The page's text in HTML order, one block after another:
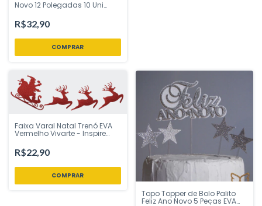
Novo 12 Polegadas 10 Uni
Festa Loja
R$32,90
Faixa Varal Natal Trenó EVA
Vermelho Vivarte - Inspire
R$22,90
Topo Topper de Bolo Palito
Feliz Ano Novo 5 Peças EVA